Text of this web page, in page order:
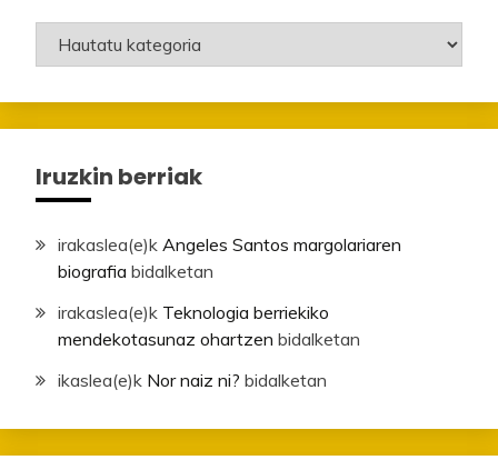
Mailak
Iruzkin berriak
irakaslea(e)k Angeles Santos margolariaren
biografia bidalketan
irakaslea(e)k Teknologia berriekiko
mendekotasunaz ohartzen bidalketan
ikaslea(e)k Nor naiz ni? bidalketan